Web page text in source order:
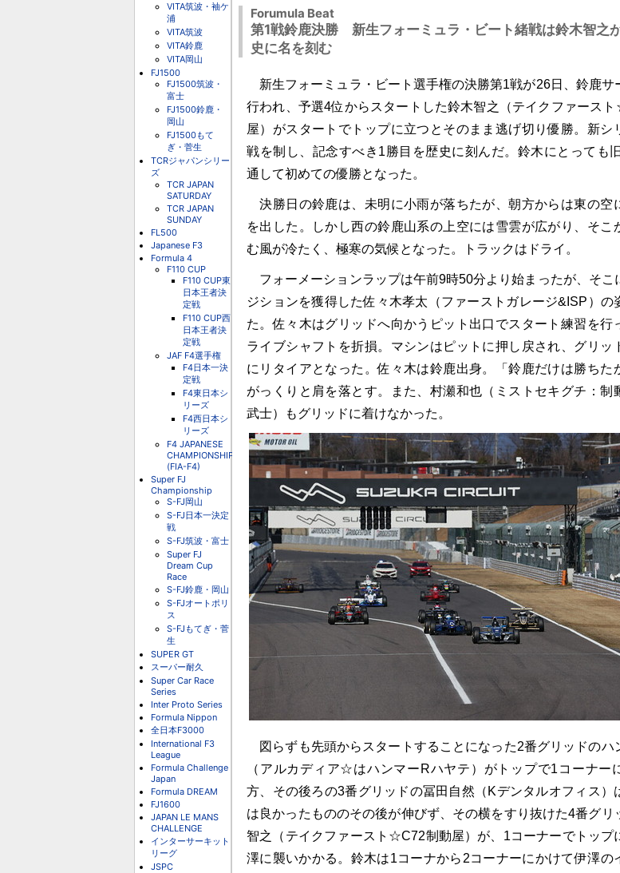
VITA筑波・袖ケ
浦
VITA筑波
VITA鈴鹿
VITA岡山
FJ1500
FJ1500筑波・
富士
FJ1500鈴鹿・
岡山
FJ1500もて
ぎ・菅生
TCRジャパンシリー
ズ
TCR JAPAN
SATURDAY
TCR JAPAN
SUNDAY
FL500
Japanese F3
Formula 4
F110 CUP
F110 CUP東
日本王者決
定戦
F110 CUP西
日本王者決
定戦
JAF F4選手権
F4日本一決
定戦
F4東日本シ
リーズ
F4西日本シ
リーズ
F4 JAPANESE
CHAMPIONSHIP
(FIA-F4)
Super FJ
Championship
S-FJ岡山
S-FJ日本一決定
戦
S-FJ筑波・富士
Super FJ
Dream Cup
Race
S-FJ鈴鹿・岡山
S-FJオートポリ
ス
S-FJもてぎ・菅
生
SUPER GT
スーパー耐久
Super Car Race
Series
Inter Proto Series
Formula Nippon
全日本F3000
International F3
League
Formula Challenge
Japan
Formula DREAM
FJ1600
JAPAN LE MANS
CHALLENGE
インターサーキット
リーグ
JSPC
Forumula Beat
第1戦鈴鹿決勝 新生フォーミュラ・ビート緒戦は鈴木智
史に名を刻む
新生フォーミュラ・ビート選手権の決勝第1戦が26日、鈴鹿サ
行われ、予選4位からスタートした鈴木智之（テイクファース
屋）がスタートでトップに立つとそのまま逃げ切り優勝。新シ
戦を制し、記念すべき1勝目を歴史に刻んだ。鈴木にとっても
通して初めての優勝となった。
決勝日の鈴鹿は、未明に小雨が落ちたが、朝方からは東の空
を出した。しかし西の鈴鹿山系の上空には雪雲が広がり、そこ
む風が冷たく、極寒の気候となった。トラックはドライ。
フォーメーションラップは午前9時50分より始まったが、そこ
ジションを獲得した佐々木孝太（ファーストガレージ&ISP）の
た。佐々木はグリッドへ向かうピット出口でスタート練習を行
ライブシャフトを折損。マシンはピットに押し戻され、グリッ
にリタイアとなった。佐々木は鈴鹿出身。「鈴鹿だけは勝ちた
がっくりと肩を落とす。また、村瀬和也（ミストセキグチ：制
武士）もグリッドに着けなかった。
図らずも先頭からスタートすることになった2番グリッドのハ
（アルカディア☆はハンマーRハヤテ）がトップで1コーナー
方、その後ろの3番グリッドの冨田自然（Kデンタルオフィス）
は良かったもののその後が伸びず、その横をすり抜けた4番グリ
智之（テイクファースト☆C72制動屋）が、1コーナーでトップ
澤に襲いかかる。鈴木は1コーナから2コーナーにかけて伊澤の